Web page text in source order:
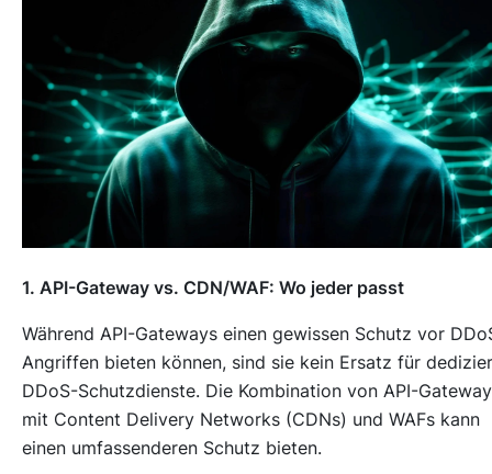
1. API-Gateway vs. CDN/WAF: Wo jeder passt
Während API-Gateways einen gewissen Schutz vor
Angriffen bieten können, sind sie kein Ersatz für
DDoS-Schutzdienste. Die Kombination von API-
mit Content Delivery Networks (CDNs) und WAFs kann
einen umfassenderen Schutz bieten.